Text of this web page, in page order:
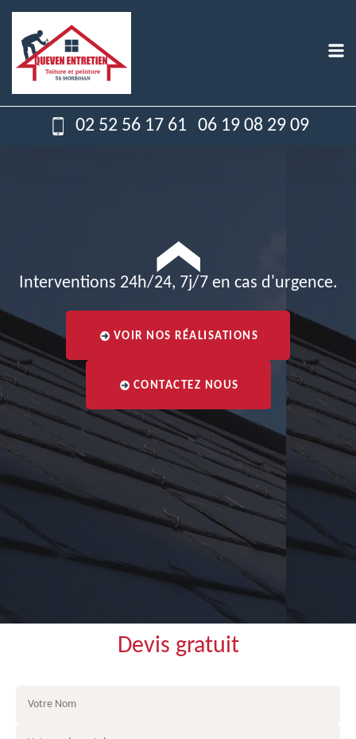
02 52 56 17 61 06 19 08 29 09
Interventions 24h/24, 7j/7 en cas d'urgence.
VOIR NOS RÉALISATIONS
CONTACTEZ NOUS
Devis gratuit